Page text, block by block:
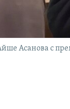
Асанова с